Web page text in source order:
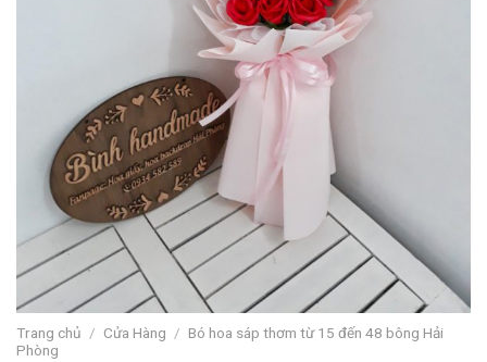
Trang chủ / Cửa Hàng / Bó hoa sáp thơm từ 15 đến 48 bông Hải
Phòng